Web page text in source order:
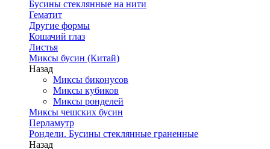
Бусины стеклянные на нити
Гематит
Другие формы
Кошачий глаз
Листья
Миксы бусин (Китай)
Назад
Миксы биконусов
Миксы кубиков
Миксы ронделей
Миксы чешских бусин
Перламутр
Рондели. Бусины стеклянные граненные
Назад